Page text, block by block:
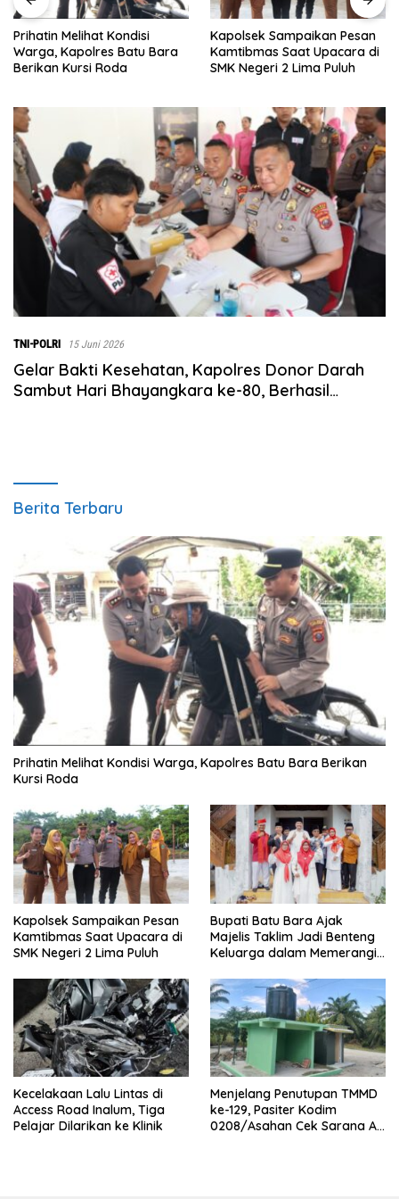
Prihatin Melihat Kondisi
Warga, Kapolres Batu Bara
Berikan Kursi Roda
Kapolsek Sampaikan Pesan
Kamtibmas Saat Upacara di
SMK Negeri 2 Lima Puluh
TNI-POLRI 15 Juni 2026
Gelar Bakti Kesehatan, Kapolres Donor Darah
Sambut Hari Bhayangkara ke-80, Berhasil
Berita Terbaru
Prihatin Melihat Kondisi Warga, Kapolres Batu Bara Berikan
Kursi Roda
Kapolsek Sampaikan Pesan
Kamtibmas Saat Upacara di
SMK Negeri 2 Lima Puluh
Bupati Batu Bara Ajak
Majelis Taklim Jadi Benteng
Keluarga dalam Memerangi
Kecelakaan Lalu Lintas di
Access Road Inalum, Tiga
Pelajar Dilarikan ke Klinik
Menjelang Penutupan TMMD
ke-129, Pasiter Kodim
0208/Asahan Cek Sarana Air